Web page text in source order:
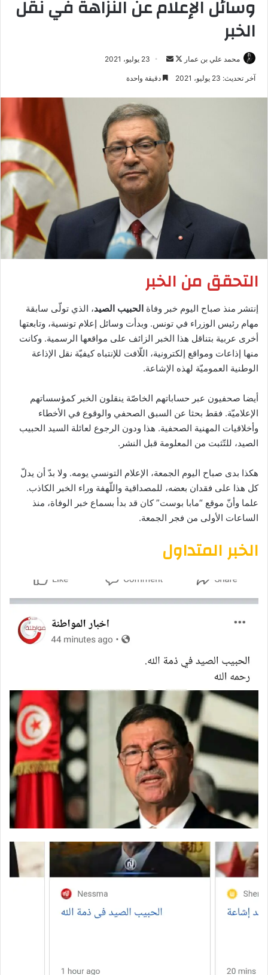
وسائل الإعلام عن النزاهة في نقل
الخبر
محمد علي بن عمار
تابع
على
أرسل
بريدا
23 يوليو، 2021
آخر تحديث: 23 يوليو، 2021 دقيقة واحدة
التحقق من الخبر
إنتشر منذ صباح اليوم خبر وفاة الحبيب الصيد، الذي تولّى سابقة
مهام رئيس الوزراء في تونس. وبدأت وسائل إعلام تونسية، وتابعتها
أخرى عربية بتناقل هذا الخبر الزائف على مواقعها الرسمية. وكانت
منها إذاعات ومواقع إلكترونية، اللّافت للإنتباه كيفيّة نقل الإذاعة
الوطنية العموميّة لهذه الإشاعة.
أيضا صحفيون عبر حساباتهم الخاصّة ينقلون الخبر كمؤسساتهم
الإعلاميّة. فقط بحثا عن السبق الصحفي والوقوع في الأخطاء
وأخلاقيات المهنية الصحفية. هذا ودون الرجوع لعائلة السيد الحبيب
الصيد، للتّثبت من المعلومة قبل النشر.
هكذا بدى صباح اليوم الجمعة، الإعلام التونسي يومه. ولا بدّ أن يدلّ
كل هذا على فقدان بعضه، للمصداقية واللّهفة وراء الخبر الكاذب.
علما وأنّ موقع “مابا بوست” كان قد بدأ بسماع خبر الوفاة، منذ
الساعات الأولى من فجر الجمعة.
الخبر المتداول